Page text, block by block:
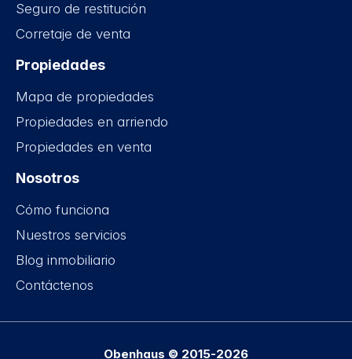
Seguro de restitución
Corretaje de venta
Propiedades
Mapa de propiedades
Propiedades en arriendo
Propiedades en venta
Nosotros
Cómo funciona
Nuestros servicios
Blog inmobiliario
Contáctenos
Obenhaus © 2015-2026